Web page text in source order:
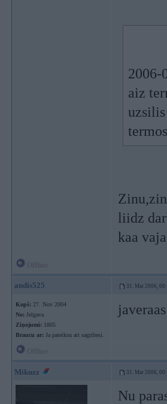
2006-
aiz
liidz
kaa
andis525 31. Mar 2006,
Kopš: 27. Nov 2004
No: Jelgava
Ziņojumi: 1805
Braucu ar: Ja pateiksu ari sagribesi.
Mikuzz 31. Mar 2006,
Nu